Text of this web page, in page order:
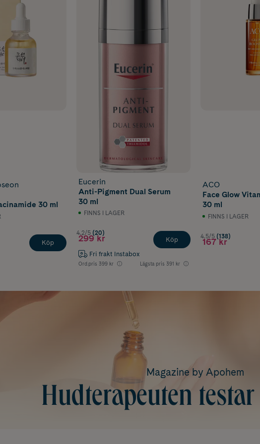
30 ml
Köp
Eucerin
Anti-Pigment Dual Serum
30 ml
FINNS I LAGER
4.2/5 (20)
299 kr
Fri frakt Instabox
Ord.pris 399 kr Lägsta pris 391 kr
Köp
ACO
Face Glow
30 ml
FINNS I LAGER
4.5/5 (138)
167 kr
Magazine by Apohem
Hudterapeuten